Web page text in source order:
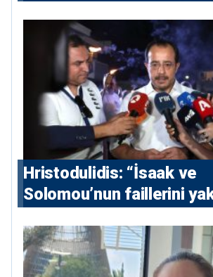
Hristodulidis: “İsaak ve
Solomou’nun faillerini
ve 5 uluslararası
çıkarıldı”